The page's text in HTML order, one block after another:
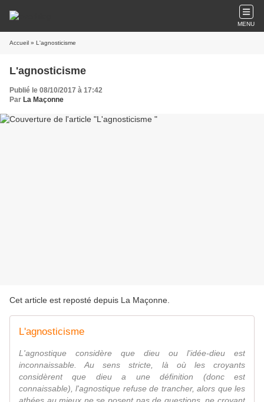
MENU
Accueil » L'agnosticisme
L'agnosticisme
Publié le 08/10/2017 à 17:42
Par La Maçonne
Cet article est reposté depuis La Maçonne
L'agnosticisme
L'agnostique considère que dieu ou l'idée-dieu est
inconnaissable. Au sens stricte, là où les croyants
considèrent que dieu a une définition (donc est
connaissable), l'agnostique refuse de trancher, alors que les